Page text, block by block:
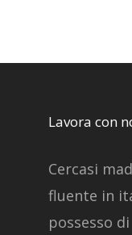
Lavora con
Cercasi
fluente in
possesso